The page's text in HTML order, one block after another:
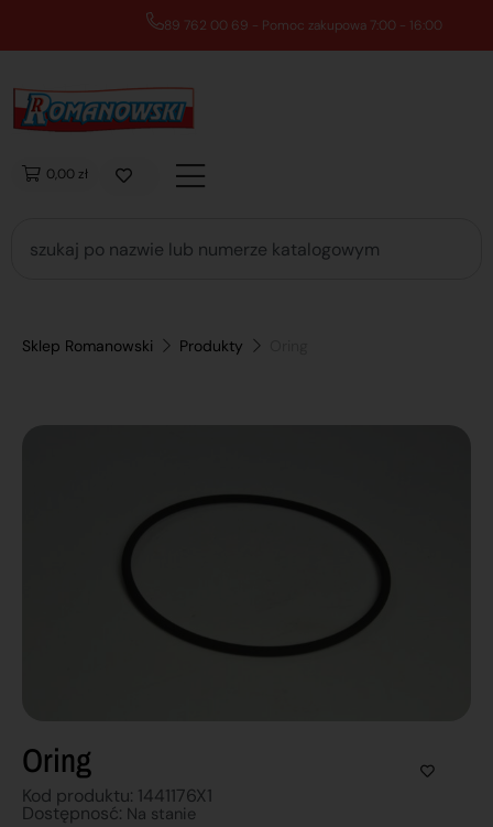
89 762 00 69 - Pomoc zakupowa 7:00 - 16:00
0,00 zł
Sklep Romanowski Produkty
Oring
Kod produktu: 1441176X1
Dostępnosć: Na stanie